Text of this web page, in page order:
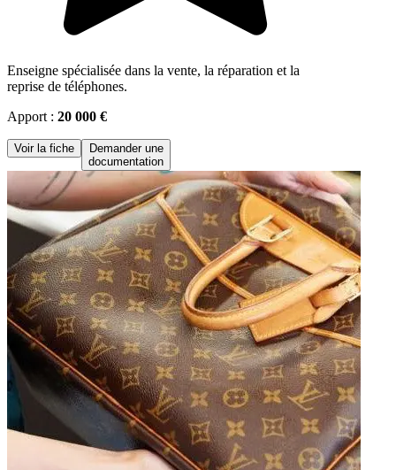
Enseigne spécialisée dans la vente, la réparation et la
reprise de téléphones.
Apport : 20 000 €
Voir la fiche
Demander une
documentation